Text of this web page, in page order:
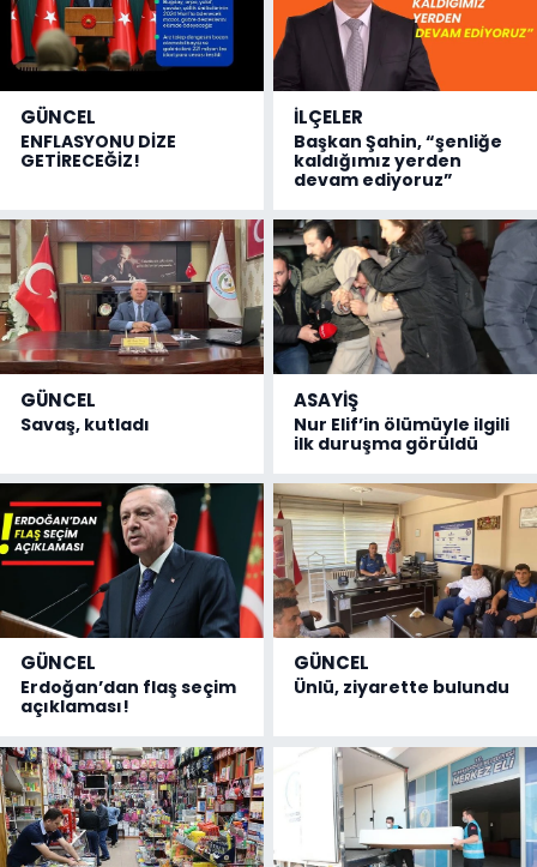
GÜNCEL
ENFLASYONU DİZE
GETİRECEĞİZ!
İLÇELER
Başkan Şahin, “şenliğe
kaldığımız yerden
devam ediyoruz”
GÜNCEL
Savaş, kutladı
ASAYİŞ
Nur Elif’in ölümüyle ilgili
ilk duruşma görüldü
GÜNCEL
Erdoğan’dan flaş seçim
açıklaması!
GÜNCEL
Ünlü, ziyarette bulundu